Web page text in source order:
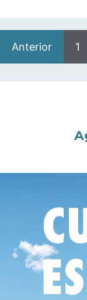
Anterior 1